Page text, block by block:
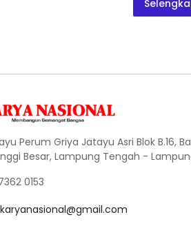
Perum Griya Jatayu Asri Blok B.16,
Besar, Lampung Tengah -
0153